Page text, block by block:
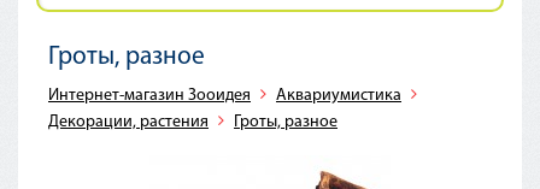
Гроты, разное
Интернет-магазин Зооидея
Аквариумистика
Декорации, растения
Гроты, разное